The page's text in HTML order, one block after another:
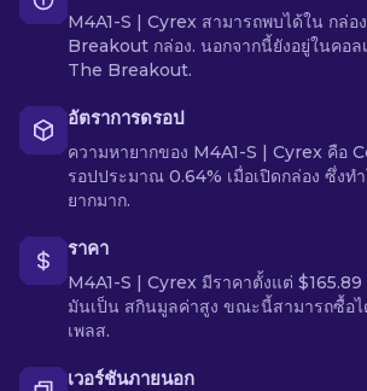
M4A1-S | Cyrex สามารถพบได้ใน กล่อ
Breakout กล่อง. นอกจากนี้ยังอยู่ในคอ
The Breakout.
อัตราการดรอป
ความหายากของ M4A1-S | Cyrex คือ
รอปประมาณ 0.64% เมื่อเปิดกล่อง ซึ่งท
ยากมาก.
ราคา
M4A1-S | Cyrex มีราคาตั้งแต่
มันเป็น สกินมูลค่าสูง ขณะนี้สามารถซื้อไ
เพลส.
เวอร์ชันภายนอก